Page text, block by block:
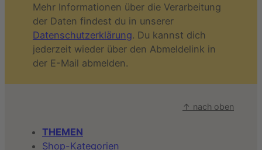
Mehr Informationen über die Verarbeitung
der Daten findest du in unserer
Datenschutzerklärung. Du kannst dich
jederzeit wieder über den Abmeldelink in
der E-Mail abmelden.
↑ nach oben
THEMEN
Shop-Kategorien